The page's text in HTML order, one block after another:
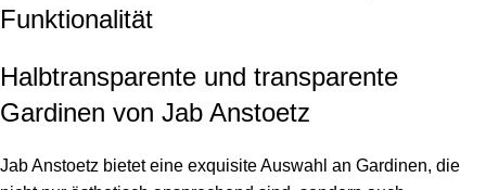
Funktionalität
Halbtransparente und transparente
Gardinen von Jab Anstoetz
Jab Anstoetz bietet eine exquisite Auswahl an Gardinen, die